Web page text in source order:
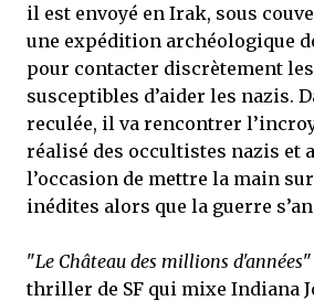
il est envoyé en Irak, sous
une expédition archéologique
pour contacter discrètement
susceptibles d’aider les nazis.
reculée, il va rencontrer
réalisé des occultistes nazis et
l’occasion de mettre la main
inédites alors que la guerre
"Le Château des millions d'années
thriller de SF qui mixe Indiana